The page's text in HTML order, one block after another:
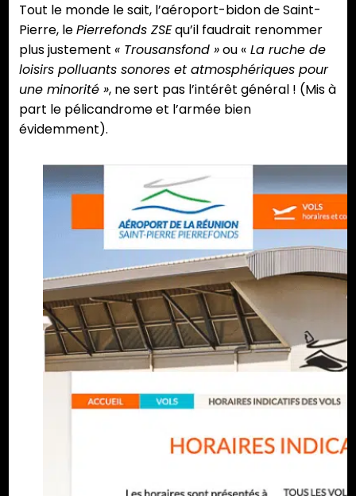
Tout le monde le sait, l’aéroport-bidon de Saint-
Pierre, lePierrefonds ZSEqu’il faudrait renommer
plus justement « Trousansfond »ou « La ruche de
loisirs polluants sonores et atmosphériques pour
une minorité », ne sert pas l’intérêt général ! (Mis à
part le pélicandrome et l’armée bien
évidemment).